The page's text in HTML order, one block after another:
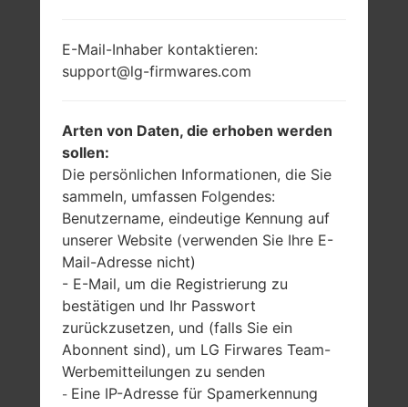
5.0 Zoll (~64.4%
Bildschirm zu
(~294 Dichte der
Pixel pro Zoll)
152 gramm (5.36
unzen)
entfernbar Li-Ion
1.3Ghz ARM
MSM8909
E-Mail-Inhaber kontaktieren:
support@lg-firmwares.com
Arten von Daten, die erhoben werden
sollen:
Die persönlichen Informationen, die Sie
sammeln, umfassen Folgendes:
Benutzername, eindeutige Kennung auf
unserer Website (verwenden Sie Ihre E-
Mail-Adresse nicht)
- E-Mail, um die Registrierung zu
bestätigen und Ihr Passwort
zurückzusetzen, und (falls Sie ein
Abonnent sind), um LG Firwares Team-
Werbemitteilungen zu senden
- Eine IP-Adresse für Spamerkennung